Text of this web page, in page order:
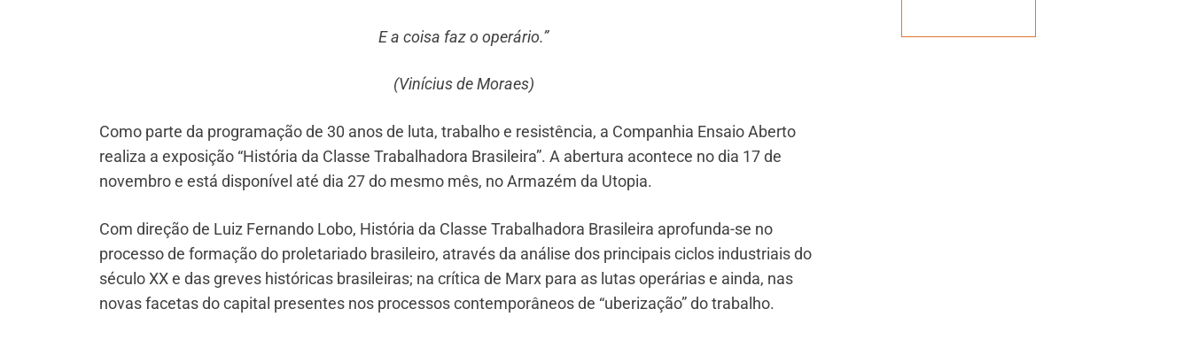
E a coisa faz o operário.”
(Vinícius de Moraes)
Como parte da programação de 30 anos de luta, trabalho e resistência, a Companhia Ensaio Aberto
realiza a exposição “História da Classe Trabalhadora Brasileira”. A abertura acontece no dia 17 de
novembro e está disponível até dia 27 do mesmo mês, no Armazém da Utopia.
Com direção de Luiz Fernando Lobo, História da Classe Trabalhadora Brasileira aprofunda-se no
processo de formação do proletariado brasileiro, através da análise dos principais ciclos industriais do
século XX e das greves históricas brasileiras; na crítica de Marx para as lutas operárias e ainda, nas
novas facetas do capital presentes nos processos contemporâneos de “uberização” do trabalho.